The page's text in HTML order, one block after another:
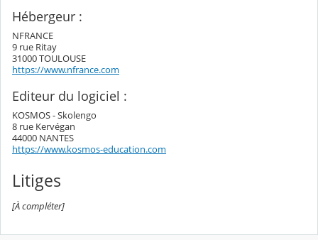
Hébergeur :
NFRANCE
9 rue Ritay
31000 TOULOUSE
https://www.nfrance.com
Editeur du logiciel :
KOSMOS - Skolengo
8 rue Kervégan
44000 NANTES
https://www.kosmos-education.com
Litiges
[À compléter]